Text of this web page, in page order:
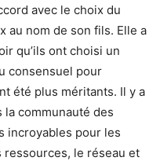
avec le choix du
au nom de son fils. Elle a
qu’ils ont choisi un
consensuel pour
été plus méritants. Il y a
communauté des
incroyables pour les
ressources, le réseau et